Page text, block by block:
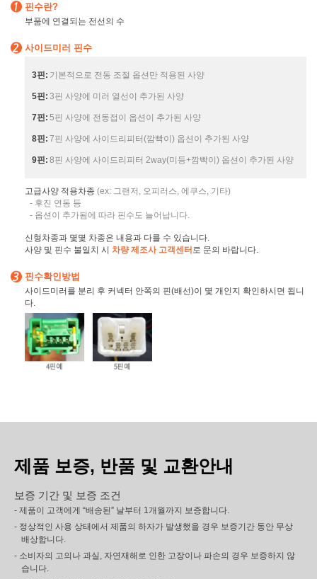
핀수란?
부품에 연결되는 전선의 수
사이드미러 핀수
3핀: 기본적으로 전동 조절 옵션만 적용된 사양
5핀: 3핀 사양에 미러 열선이 추가된 사양
7핀: 5핀 사양에 전동접이 옵션이 추가된 사양
8핀: 7핀 사양에 사이드리피터(깜빡이) 옵션이 추가된 사양
9핀: 8핀 사양에 사이드리피터 2way(미등+깜빡이) 옵션이 추가된 사양
고급사양 적용차종 (ex: 그랜저, 오피러스, 에쿠스, 기타)
- 후진 연동 등
- 옵션이 추가됨에 따라 핀수도 늘어납니다.
신형차종과 몇몇 차종은 내용과 다를 수 있습니다.
사양 및 핀수 불일치 시 차량 제조사 고객센터 로 문의 바랍니다.
핀수확인방법
사이드미러를 분리 후 커넥터 안쪽의 핀(배선)이 몇 개인지 확인하시면 됩니
다.
제품 보증, 반품 및 교환안내
보증 기간 및 보증 조건
- 제품이 고객에게 “배송된” 날부터 1개월까지 보증합니다.
- 정상적인 사용 상태에서 제품의 하자가 발생했을 경우 보증기간 동안 무상
배상합니다.
- 소비자의 고의나 과실, 자연재해로 인한 고장이나 파손의 경우 보증하지 않
습니다.